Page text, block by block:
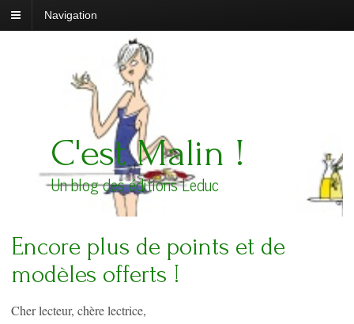
Navigation
C'est Malin !
Un blog des éditions Leduc
Encore plus de points et de
modèles offerts !
Cher lecteur, chère lectrice,